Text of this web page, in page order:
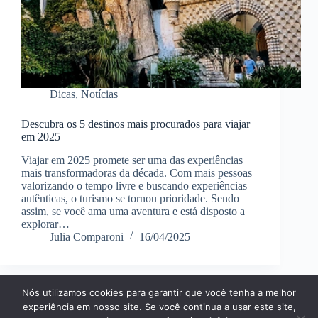
Dicas, Notícias
Descubra os 5 destinos mais procurados para viajar
em 2025
Viajar em 2025 promete ser uma das experiências
mais transformadoras da década. Com mais pessoas
valorizando o tempo livre e buscando experiências
autênticas, o turismo se tornou prioridade. Sendo
assim, se você ama uma aventura e está disposto a
explorar…
Julia Comparoni
16/04/2025
Página Inícial Dicas
Aplicativos
Nós utilizamos cookies para garantir que você tenha a melhor
experiência em nosso site. Se você continua a usar este site,